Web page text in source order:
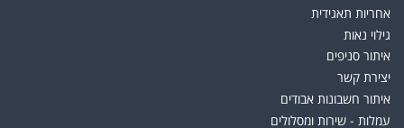
אחריות תאגידית
גילוי נאות
איתור סניפים
יצירת קשר
איתור חשבונות אבודים
עמלות - שירות ומסלולים